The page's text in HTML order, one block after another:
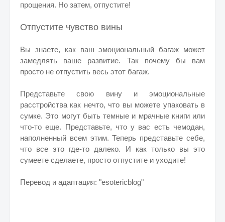
прощения. Но затем, отпустите!
Отпустите чувство вины
Вы знаете, как ваш эмоциональный багаж может
замедлять ваше развитие. Так почему бы вам
просто не отпустить весь этот багаж.
Представьте свою вину и эмоциональные
расстройства как нечто, что вы можете упаковать в
сумке. Это могут быть темные и мрачные книги или
что-то еще. Представьте, что у вас есть чемодан,
наполненный всем этим.Теперь представьте себе,
что все это где-то далеко. И как только вы это
сумеете сделаете, просто отпустите и уходите!
Перевод и адаптация: "esotericblog"